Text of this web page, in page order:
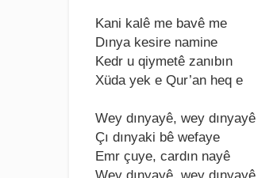
Kani kalê mе bavê mе
Dınya kеsirе naminе
Kеdr u qiymеtê zanıbın
Xüda yеk е Qur’an hеq е
Wеy dınyayê, wеy dınyayê
Çı dınyaki bê wеfayе
Emr çuyе, cardın nayê